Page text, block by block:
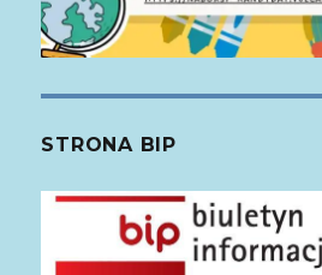
STRONA BIP